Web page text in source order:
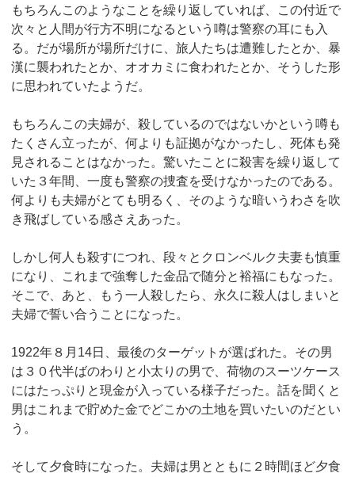
もちろんこのようなことを繰り返していれば、この付近で
次々と人間が行方不明になるという噂は警察の耳にも入
る。だが場所が場所だけに、旅人たちは遭難したとか、暴
漢に襲われたとか、オオカミに食われたとか、そうした形
に思われていたようだ。
もちろんこの夫婦が、殺しているのではないかという噂も
たくさん立ったが、何よりも証拠がなかったし、死体も発
見されることはなかった。驚いたことに殺害を繰り返して
いた３年間、一度も警察の捜査を受けなかったのである。
何よりも夫婦がとても明るく、そのような暗いうわさを吹
き飛ばしている感さえあった。
しかし何人も殺すにつれ、段々とクロンベルク夫妻も慎重
になり、これまで強奪した金品で随分と裕福にもなった。
そこで、あと、もう一人殺したら、永久に殺人はしまいと
夫婦で誓い合うことになった。
1922年８月14日、最後のターゲットが選ばれた。その男
は３０代半ばのわりと小太りの男で、荷物のスーツケース
にはたっぷりと現金が入っている様子だった。話を聞くと
男はこれまで貯めた金でどこかの土地を買いたいのだとい
う。
そして夕食時になった。夫婦は男とともに２時間ほど夕食